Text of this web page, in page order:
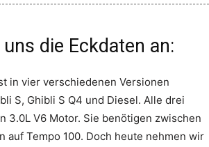
die Eckdaten an:
in vier verschiedenen Versionen
S, Ghibli S Q4 und Diesel. Alle drei
3.0L V6 Motor. Sie benötigen zwischen
auf Tempo 100. Doch heute nehmen wir